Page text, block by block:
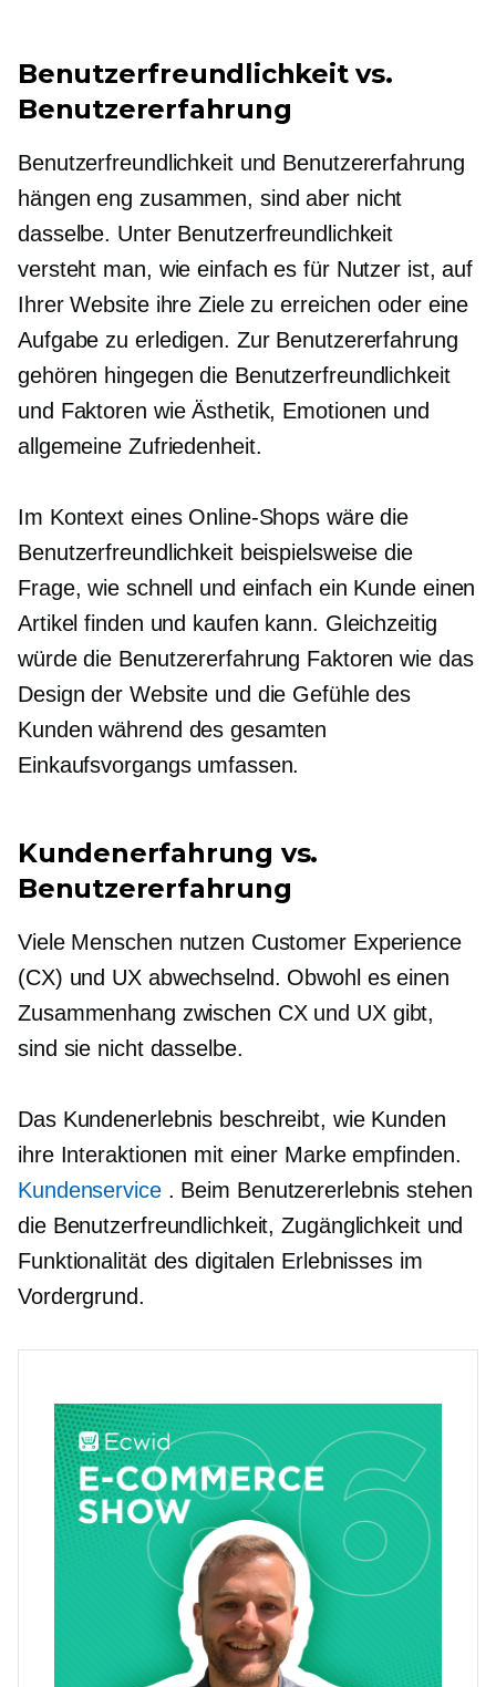
Benutzerfreundlichkeit vs.
Benutzererfahrung
Benutzerfreundlichkeit und Benutzererfahrung
hängen eng zusammen, sind aber nicht
dasselbe. Unter Benutzerfreundlichkeit
versteht man, wie einfach es für Nutzer ist, auf
Ihrer Website ihre Ziele zu erreichen oder eine
Aufgabe zu erledigen. Zur Benutzererfahrung
gehören hingegen die Benutzerfreundlichkeit
und Faktoren wie Ästhetik, Emotionen und
allgemeine Zufriedenheit.
Im Kontext eines Online-Shops wäre die
Benutzerfreundlichkeit beispielsweise die
Frage, wie schnell und einfach ein Kunde einen
Artikel finden und kaufen kann. Gleichzeitig
würde die Benutzererfahrung Faktoren wie das
Design der Website und die Gefühle des
Kunden während des gesamten
Einkaufsvorgangs umfassen.
Kundenerfahrung vs.
Benutzererfahrung
Viele Menschen nutzen Customer Experience
(CX) und UX abwechselnd. Obwohl es einen
Zusammenhang zwischen CX und UX gibt,
sind sie nicht dasselbe.
Das Kundenerlebnis beschreibt, wie Kunden
ihre Interaktionen mit einer Marke empfinden.
Kundenservice . Beim Benutzererlebnis stehen
die Benutzerfreundlichkeit, Zugänglichkeit und
Funktionalität des digitalen Erlebnisses im
Vordergrund.